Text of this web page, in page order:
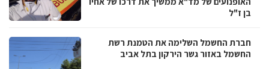
בן ז"ל
חברת החשמל השלימה את הטמנת רשת
החשמל באזור גשר הירקון בתל אביב